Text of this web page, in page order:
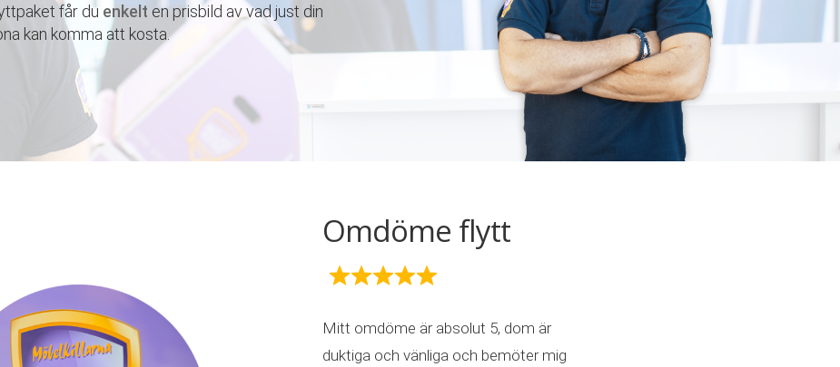
får du enkelt en prisbild av vad just din
kan komma att kosta.
Omdöme flytt
Mitt omdöme är absolut 5, dom är
duktiga och vänliga och bemöter mig